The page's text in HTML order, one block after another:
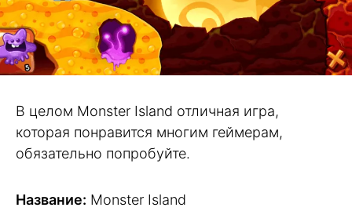
В целом Monster Island отличная игра,
которая понравится многим геймерам,
обязательно попробуйте.
Название: Monster Island